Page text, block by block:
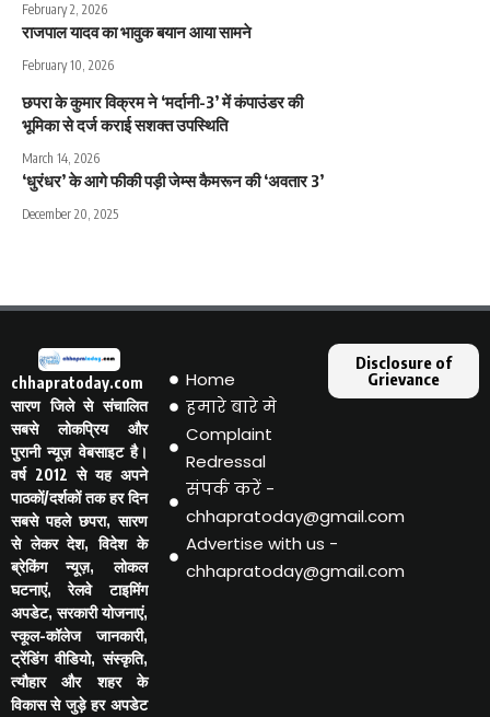
February 2, 2026
राजपाल यादव का भावुक बयान आया सामने
February 10, 2026
छपरा के कुमार विक्रम ने ‘मर्दानी-3’ में कंपाउंडर की
भूमिका से दर्ज कराई सशक्त उपस्थिति
March 14, 2026
‘धुरंधर’ के आगे फीकी पड़ी जेम्स कैमरून की ‘अवतार 3’
December 20, 2025
chhapratoday.com
सारण जिले से संचालित
सबसे लोकप्रिय और
पुरानी न्यूज़ वेबसाइट है।
वर्ष 2012 से यह अपने
पाठकों/दर्शकों तक हर दिन
सबसे पहले छपरा, सारण
से लेकर देश, विदेश के
ब्रेकिंग न्यूज़, लोकल
घटनाएं, रेलवे टाइमिंग
अपडेट, सरकारी योजनाएं,
स्कूल-कॉलेज जानकारी,
ट्रेंडिंग वीडियो, संस्कृति,
त्यौहार और शहर के
विकास से जुड़े हर अपडेट
Home
हमारे बारे मे
Complaint
Redressal
संपर्क करें -
chhapratoday@gmail.com
Advertise with us -
chhapratoday@gmail.com
Disclosure of
Grievance